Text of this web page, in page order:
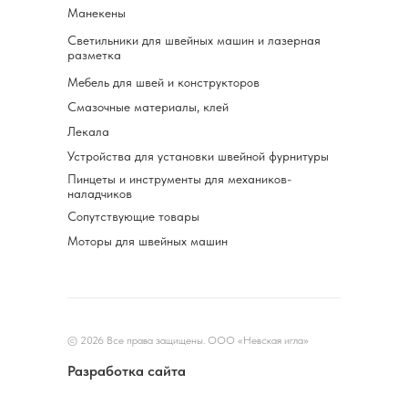
Светильники для швейных машин и лазерная
разметка
Смазочные материалы, клей
Мебель для швей и конструкторов
Манекены
Лекала
Устройства для установки швейной фурнитуры
Пинцеты и инструменты для механиков-
наладчиков
Сопутствующие товары
Моторы для швейных машин
© 2026 Все права защищены. ООО «Невская игла»
Разработка сайта